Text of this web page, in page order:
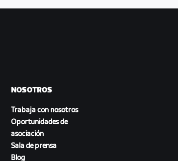
NOSOTROS
Trabaja con nosotros
Oportunidades de
asociación
Sala de prensa
Blog